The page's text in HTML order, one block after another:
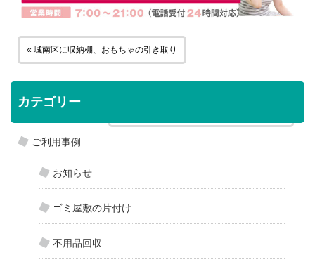
« 城南区に収納棚、おもちゃの引き取り
カテゴリー
ご利用事例
お知らせ
ゴミ屋敷の片付け
不用品回収